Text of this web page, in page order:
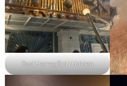
Rød Herregård i Halden